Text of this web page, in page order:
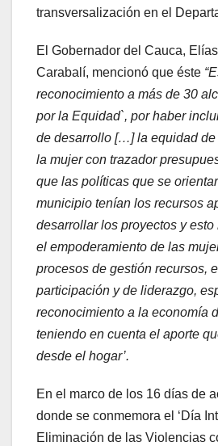
transversalización en el
El Gobernador del Cauca,
Carabalí, mencionó que éste
reconocimiento a más de 30
por la Equidad`, por haber
de desarrollo […] la equidad de
la mujer con trazador
que las políticas que se
municipio tenían los recursos
desarrollar los proyectos y
el empoderamiento de las
procesos de gestión recursos,
participación y de liderazgo,
reconocimiento a la economía
teniendo en cuenta el aporte
desde el hogar’.
En el marco de los 16 días de
donde se conmemora el ‘Día
Eliminación de las Violencias